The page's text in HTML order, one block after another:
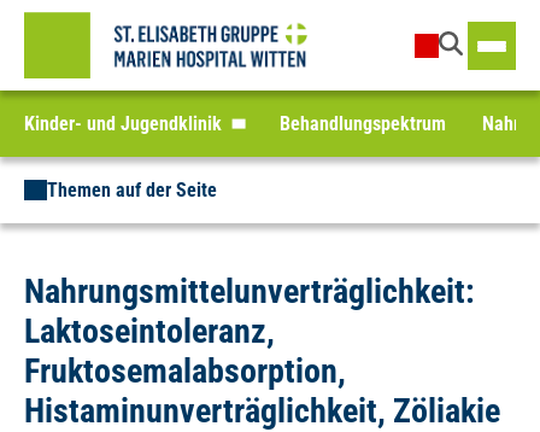
Kinder- und Jugendklinik Behandlungspektrum
Themen auf der Seite
Nahrungsmittelunverträglichkeit:
Laktoseintoleranz,
Fruktosemalabsorption,
Histaminunverträglichkeit, Zöliakie